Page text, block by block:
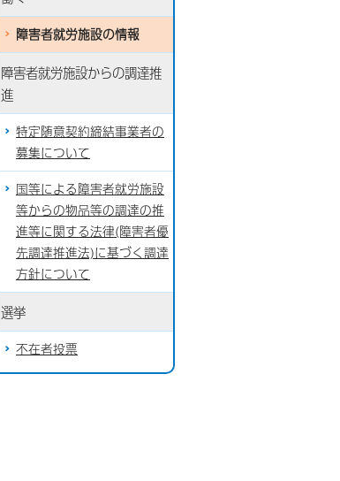
障害者就労施設の情報
障害者就労施設からの調達推
進
特定随意契約締結事業者の
募集について
国等による障害者就労施設
等からの物品等の調達の推
進等に関する法律(障害者優
先調達推進法)に基づく調達
方針について
選挙
不在者投票